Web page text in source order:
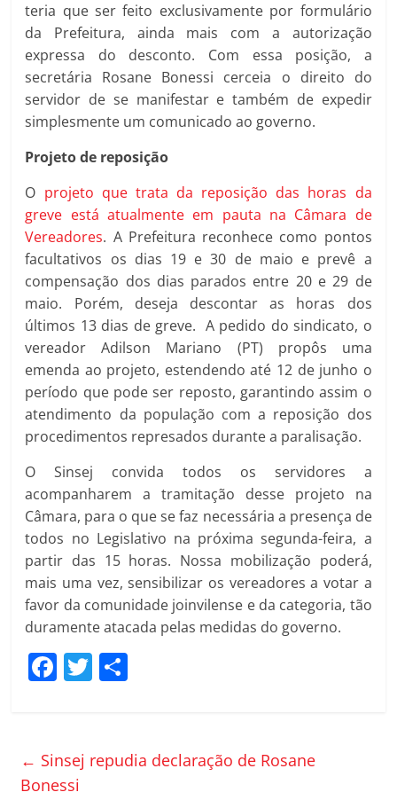
teria que ser feito exclusivamente por formulário
da Prefeitura, ainda mais com a autorização
expressa do desconto. Com essa posição, a
secretária Rosane Bonessi cerceia o direito do
servidor de se manifestar e também de expedir
simplesmente um comunicado ao governo.
Projeto de reposição
O projeto que trata da reposição das horas da
greve está atualmente em pauta na Câmara de
Vereadores. A Prefeitura reconhece como pontos
facultativos os dias 19 e 30 de maio e prevê a
compensação dos dias parados entre 20 e 29 de
maio. Porém, deseja descontar as horas dos
últimos 13 dias de greve. A pedido do sindicato, o
vereador Adilson Mariano (PT) propôs uma
emenda ao projeto, estendendo até 12 de junho o
período que pode ser reposto, garantindo assim o
atendimento da população com a reposição dos
procedimentos represados durante a paralisação.
O Sinsej convida todos os servidores a
acompanharem a tramitação desse projeto na
Câmara, para o que se faz necessária a presença de
todos no Legislativo na próxima segunda-feira, a
partir das 15 horas. Nossa mobilização poderá,
mais uma vez, sensibilizar os vereadores a votar a
favor da comunidade joinvilense e da categoria, tão
duramente atacada pelas medidas do governo.
F
e
b
T
er p
← Sinsej repudia declaração de Rosane
Bonessi